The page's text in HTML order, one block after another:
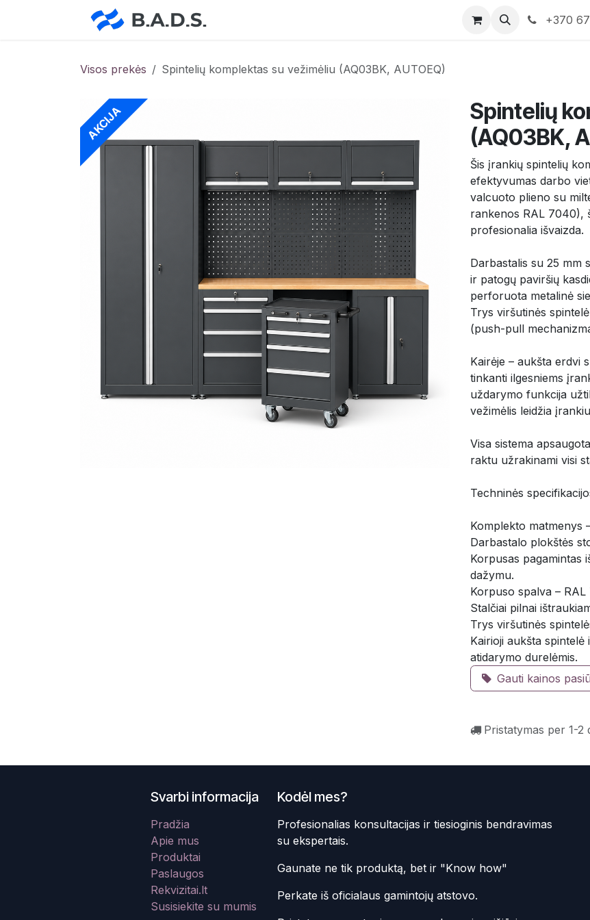
+370
Visos prekės Spintelių komplektas su vežimėliu (AQ03BK, AUTOEQ)
AKCIJA
Spintelių
(AQ03BK,
Šis įrankių spintelių
efektyvumas darbo
valcuoto plieno su
rankenos RAL 7040),
profesionalia išvaizda.
Darbastalis su 25 mm
ir patogų paviršių
perforuota metalinė
Trys viršutinės
(push-pull
Kairėje – aukšta erdvi
tinkanti ilgesniems
uždarymo funkcija
vežimėlis leidžia
Visa sistema
raktu užrakinami visi
Techninės
Komplekto matmenys
Darbastalo plokštės
Korpusas pagamintas
dažymu.
Korpuso spalva –
Stalčiai pilnai
Trys viršutinės
Kairioji aukšta spintelė
atidarymo durelėmis.
Gauti kainos
Pristatymas per 1-2
Kodėl mes?
Profesionalias konsultacijas ir tiesioginis bendravimas
su ekspertais.
Gaunate ne tik produktą, bet ir "Know how"
Perkate iš oficialaus gamintojų atstovo.
Svarbi informacija
Pradžia
Apie mus
Produktai
Paslaugos
Rekvizitai.lt
Susisiekite su mumis